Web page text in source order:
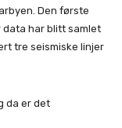
Den første
har blitt samlet
tre seismiske linjer
da er det